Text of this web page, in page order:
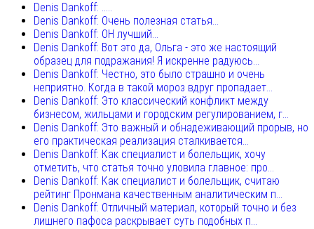
Denis Dankoff: .....
Denis Dankoff: Очень полезная статья...
Denis Dankoff: ОН лучший...
Denis Dankoff: Вот это да, Ольга - это же настоящий
образец для подражания! Я искренне радуюсь...
Denis Dankoff: Честно, это было страшно и очень
неприятно. Когда в такой мороз вдруг пропадает...
Denis Dankoff: Это классический конфликт между
бизнесом, жильцами и городским регулированием, г...
Denis Dankoff: Это важный и обнадеживающий прорыв, но
его практическая реализация сталкивается...
Denis Dankoff: Как специалист и болельщик, хочу
отметить, что статья точно уловила главное: про...
Denis Dankoff: Как специалист и болельщик, считаю
рейтинг Пронмана качественным аналитическим п...
Denis Dankoff: Отличный материал, который точно и без
лишнего пафоса раскрывает суть подобных п...